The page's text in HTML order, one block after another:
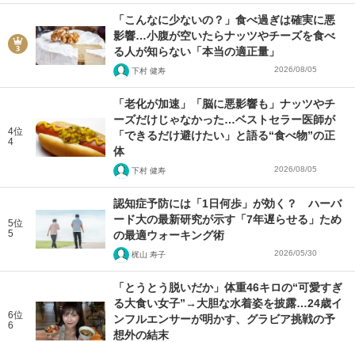
「こんなに少ないの？」食べ過ぎは確実に悪
影響…小腹が空いたらナッツやチーズを食べ
る人が知らない「本当の適正量」
下村 健寿 2026/08/05
4位
4
「老化が加速」「脳に悪影響も」ナッツやチ
ーズだけじゃなかった…ベストセラー医師が
「できるだけ避けたい」と語る“食べ物”の正
体
下村 健寿 2026/08/05
5位
5
認知症予防には「1日何歩」が効く？ ハーバ
ード大の最新研究が示す「7年遅らせる」ため
の最適ウォーキング術
梶山 寿子 2026/05/30
6位
6
「とうとう脱いだか」体重46キロの“可愛すぎ
る大食い女子”→大胆な水着姿を披露…24歳イ
ンフルエンサーが明かす、グラビア挑戦の予
想外の結末